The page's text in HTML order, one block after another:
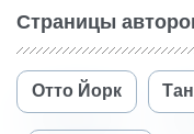
Страницы
Отто Йорк